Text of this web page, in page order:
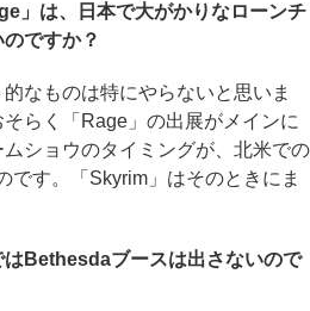
は、日本で大がかりなローンチ
ですか？
なものは特にやらないと思いま
らく「Rage」の出展がメインに
ショウのタイミングが、北米での
です。「Skyrim」はそのときにま
Bethesdaブースは出さないので